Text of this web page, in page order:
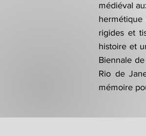
médiéval
rigides et
histoire et
Biennale
Rio de
mémoire